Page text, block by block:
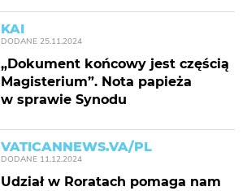
KAI
DODANE 25.11.2024
„Dokument końcowy jest częścią
Magisterium”. Nota papieża
w sprawie Synodu
VATICANNEWS.VA/PL
DODANE 11.12.2024
Udział w Roratach pomaga nam